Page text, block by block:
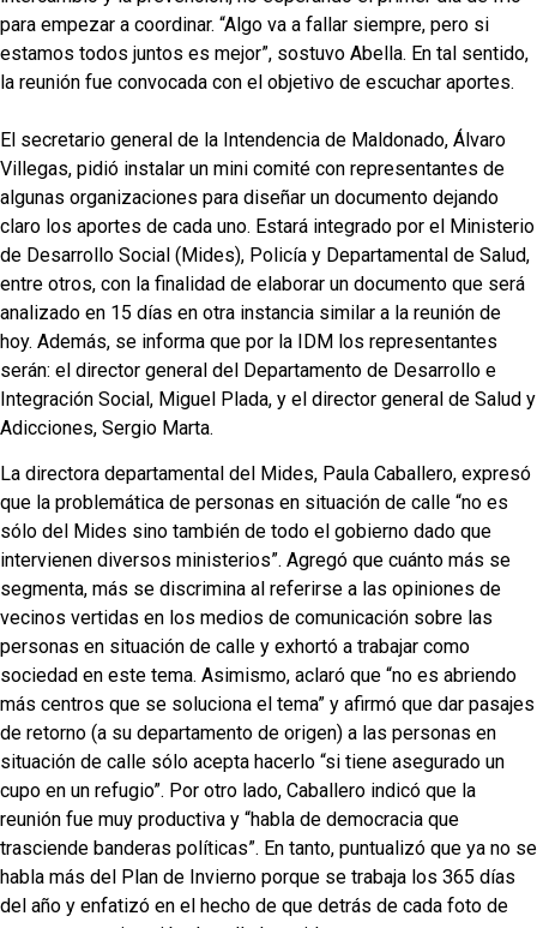
para empezar a coordinar. “Algo va a fallar siempre, pero si
estamos todos juntos es mejor”, sostuvo Abella. En tal sentido,
la reunión fue convocada con el objetivo de escuchar aportes.
El secretario general de la Intendencia de Maldonado, Álvaro
Villegas, pidió instalar un mini comité con representantes de
algunas organizaciones para diseñar un documento dejando
claro los aportes de cada uno. Estará integrado por el Ministerio
de Desarrollo Social (Mides), Policía y Departamental de Salud,
entre otros, con la finalidad de elaborar un documento que será
analizado en 15 días en otra instancia similar a la reunión de
hoy. Además, se informa que por la IDM los representantes
serán: el director general del Departamento de Desarrollo e
Integración Social, Miguel Plada, y el director general de Salud y
Adicciones, Sergio Marta.
La directora departamental del Mides, Paula Caballero, expresó
que la problemática de personas en situación de calle “no es
sólo del Mides sino también de todo el gobierno dado que
intervienen diversos ministerios”. Agregó que cuánto más se
segmenta, más se discrimina al referirse a las opiniones de
vecinos vertidas en los medios de comunicación sobre las
personas en situación de calle y exhortó a trabajar como
sociedad en este tema. Asimismo, aclaró que “no es abriendo
más centros que se soluciona el tema” y afirmó que dar pasajes
de retorno (a su departamento de origen) a las personas en
situación de calle sólo acepta hacerlo “si tiene asegurado un
cupo en un refugio”. Por otro lado, Caballero indicó que la
reunión fue muy productiva y “habla de democracia que
trasciende banderas políticas”. En tanto, puntualizó que ya no se
habla más del Plan de Invierno porque se trabaja los 365 días
del año y enfatizó en el hecho de que detrás de cada foto de